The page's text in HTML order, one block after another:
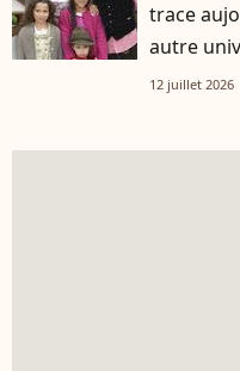
trace
autre
12 juillet 2026